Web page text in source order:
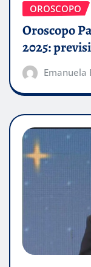
OROSCOPO
Oroscopo
2025:
Emanuela